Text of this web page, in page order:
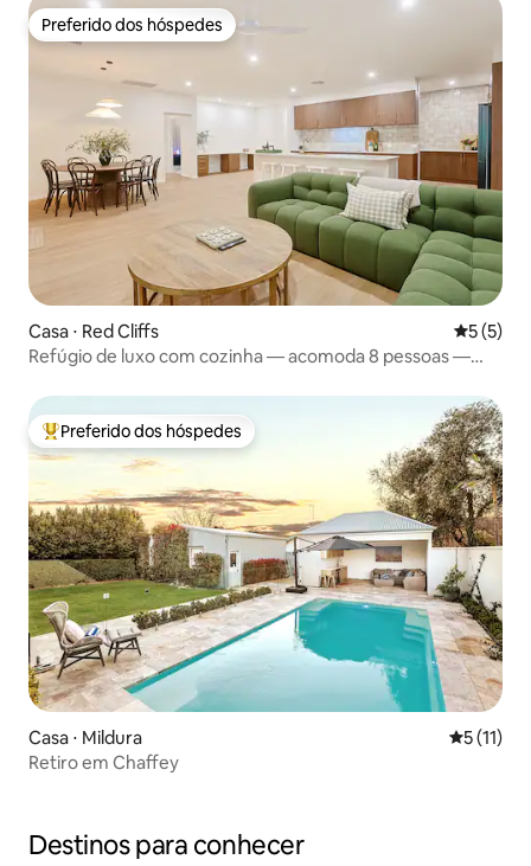
Preferido dos hóspedes
Preferido dos hóspedes
Casa ⋅ Red Cliffs 5 de
5 (5)
Refúgio de luxo com cozinha — acomoda 8 pessoas —
Entre os melhores preferidos dos hóspedes
Preferido dos hóspedes
Casa ⋅ Mildura 5 de uma
5 (11)
Retiro em Chaffey
Destinos para conhecer